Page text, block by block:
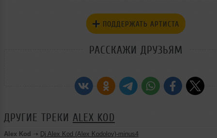
ПОДДЕРЖАТЬ АРТИСТА
РАССКАЖИ ДРУЗЬЯМ
ДРУГИЕ ТРЕКИ ALEX KOD
Alex Kod ➝ Dj Alex Kod (Alex Kodolov)-minus4